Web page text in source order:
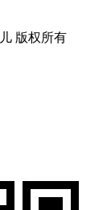
版权所有